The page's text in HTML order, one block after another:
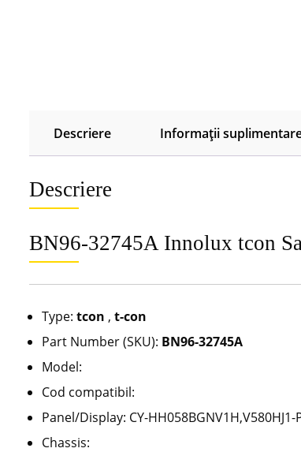
Descriere Informații
Descriere
BN96-32745A Innolux tcon
Type: tcon , t-con
Part Number (SKU): BN96-32745A
Model:
Cod compatibil:
Panel/Display: CY-HH058BGNV1H,V580HJ1-
Chassis: